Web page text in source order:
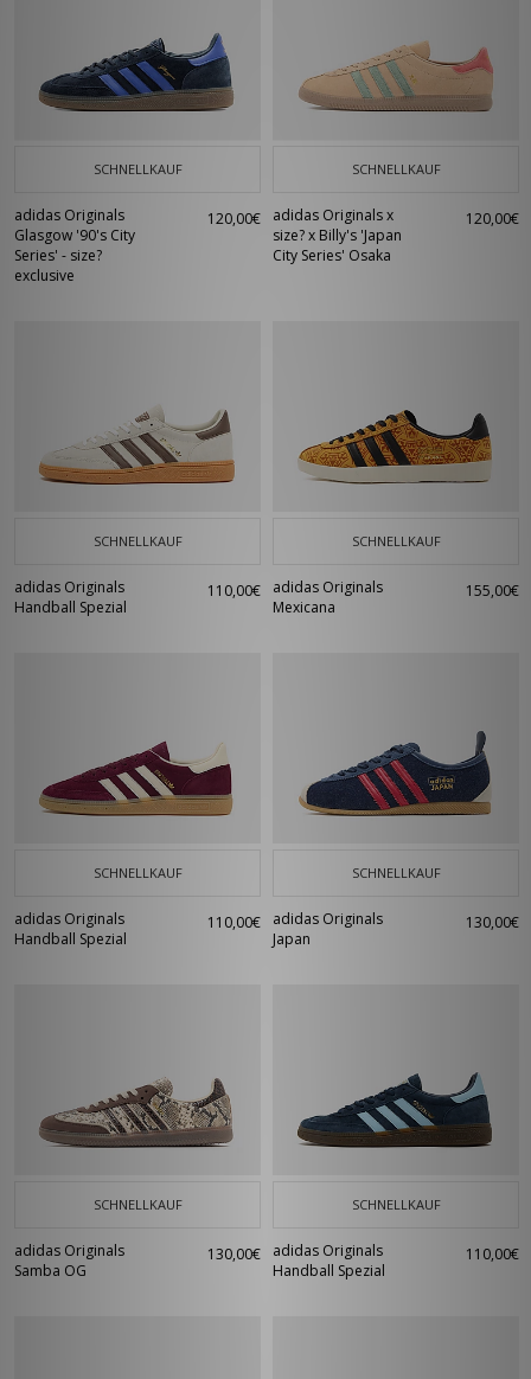
SCHNELLKAUF
adidas Originals
Glasgow '90's City
Series' - size?
exclusive
120,00€
SCHNELLKAUF
adidas Originals x
size? x Billy's 'Japan
City Series' Osaka
120,00€
SCHNELLKAUF
adidas Originals
Handball Spezial
110,00€
SCHNELLKAUF
adidas Originals
Mexicana
155,00€
SCHNELLKAUF
adidas Originals
Handball Spezial
110,00€
SCHNELLKAUF
adidas Originals
Japan
130,00€
SCHNELLKAUF
adidas Originals
Samba OG
130,00€
SCHNELLKAUF
adidas Originals
Handball Spezial
110,00€